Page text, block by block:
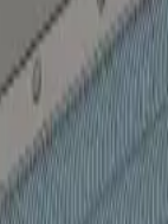
эксплуатации.